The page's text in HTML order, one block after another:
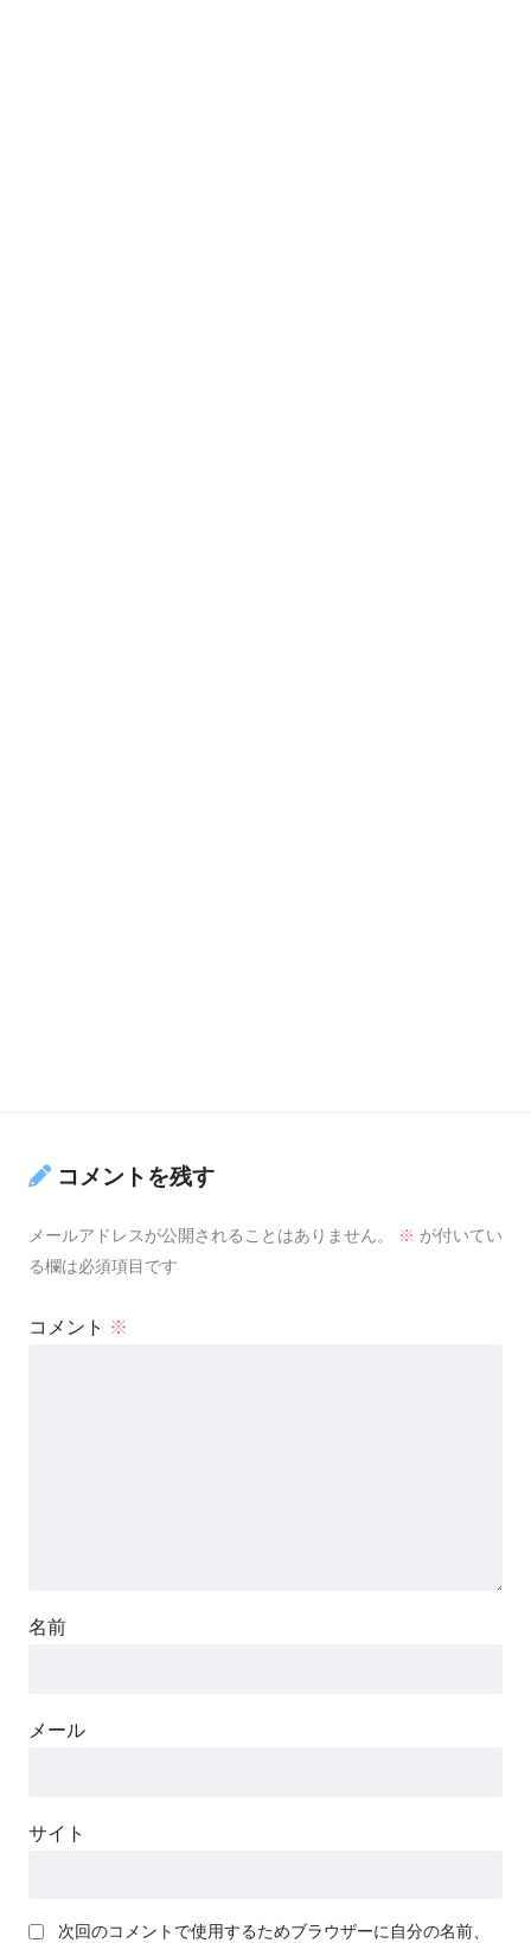
コメントを残す
メールアドレスが公開されることはありません。 ※ が付いてい
る欄は必須項目です
コメント ※
名前
メール
サイト
次回のコメントで使用するためブラウザーに自分の名前、